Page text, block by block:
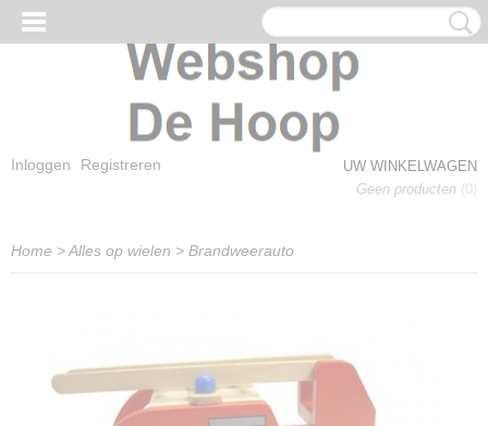
Inloggen Registreren
UW WINKELWAGEN
Geen producten (0)
Home >Alles op wielen > Brandweerauto